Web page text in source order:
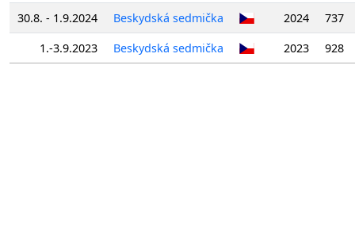
30.8. - 1.9.2024
Beskydská sedmička 2024
737
1.-3.9.2023
Beskydská sedmička 2023 928